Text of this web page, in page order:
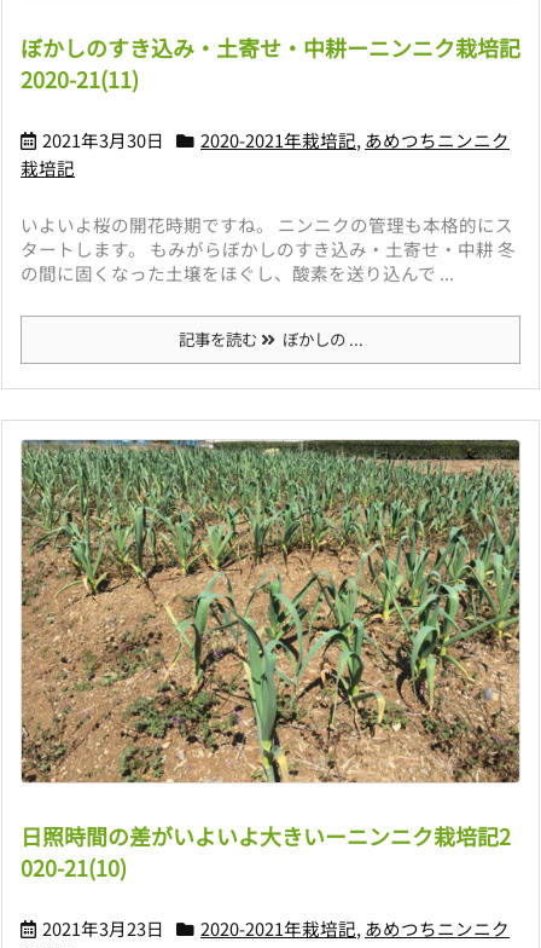
ぼかしのすき込み・土寄せ・中耕ーニンニク栽培記
2020-21(11)
2021年3月30日 2020-2021年栽培記,あめつちニンニク
栽培記
いよいよ桜の開花時期ですね。 ニンニクの管理も本格的にス
タートします。 もみがらぼかしのすき込み・土寄せ・中耕 冬
の間に固くなった土壌をほぐし、酸素を送り込んで ...
記事を読む ぼかしの ...
日照時間の差がいよいよ大きいーニンニク栽培記2
020-21(10)
2021年3月23日 2020-2021年栽培記,あめつちニンニク